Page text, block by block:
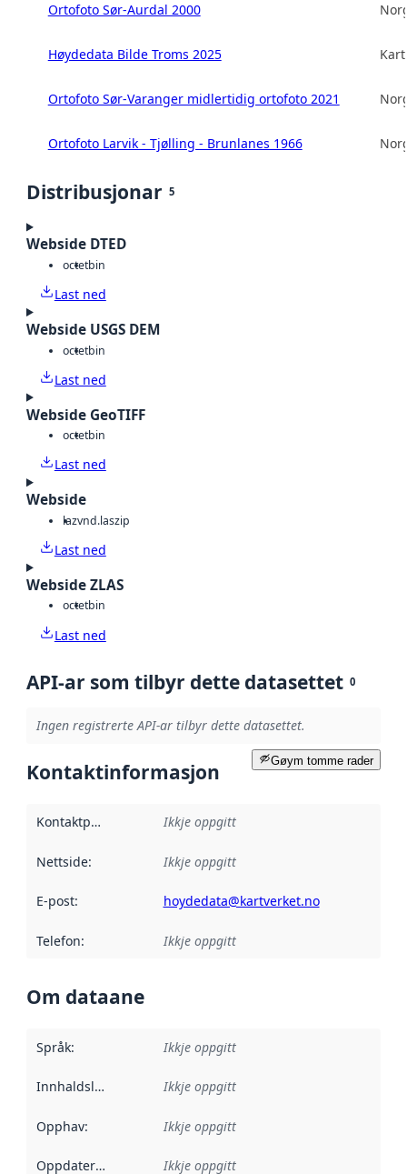
Ortofoto Sør-Aurdal 2000
Høydedata Bilde Troms 2025
Ortofoto Sør-Varanger midlertidig ortofoto 2021
Ortofoto Larvik - Tjølling - Brunlanes 1966
Distribusjonar 5
Webside DTED
octetbin
Last ned
Webside USGS DEM
octetbin
Last ned
Webside GeoTIFF
octetbin
Last ned
Webside
lazvnd.laszip
Last ned
Webside ZLAS
octetbin
Last ned
API-ar som tilbyr dette datasettet 0
Ingen registrerte API-ar tilbyr dette datasettet.
Gøym tomme rader
Kontaktinformasjon
Kontaktpunkt Ikkje oppgitt
Nettside: Ikkje oppgitt
E-post: hoydedata@kartverket.no
Telefon: Ikkje oppgitt
Om dataane
Språk: Ikkje oppgitt
Innhaldsleverandørar :
Ikkje oppgitt
Opphav: Ikkje oppgitt
Oppdateringsfrekvens :
Ikkje oppgitt